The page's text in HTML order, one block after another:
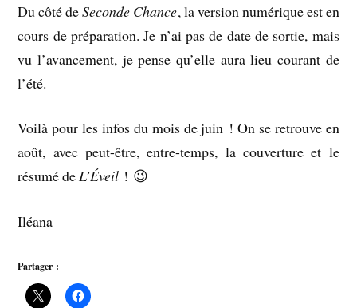
Du côté deSeconde Chance, la version numérique est en
cours de préparation. Je n’ai pas de date de sortie, mais
vu l’avancement, je pense qu’elle aura lieu courant de
l’été.
Voilà pour les infos du mois de juin ! On se retrouve en
août, avec peut-être, entre-temps, la couverture et le
résumé deL’Éveil ! 😉
Iléana
Partager :